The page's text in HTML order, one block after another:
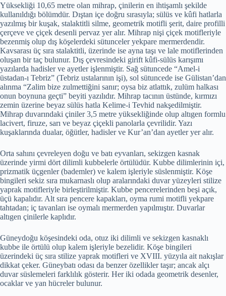
Yüksekliği 10,65 metre olan mihrap, çinilerin en ihtişamlı şekilde
kullanıldığı bölümdür. Dıştan içe doğru sırasıyla; sülüs ve kûfi hatlarla
yazılmış bir kuşak, stalaktitli silme, geometrik motifli şerit, daire profilli
çerçeve ve çiçek desenli pervaz yer alır. Mihrap nişi çiçek motifleriyle
bezenmiş olup dış köşelerdeki sütunceler yekpare mermerdendir.
Kavsarası üç sıra stalaktitli, üzerinde ise ayna taşı ve lale motiflerinden
oluşan bir taç bulunur. Dış çevresindeki girift kûfi-sülüs karışımı
yazılarda hadisler ve ayetler işlenmiştir. Sağ sütuncede “Amel-i
üstadan-ı Tebriz” (Tebriz ustalarının işi), sol sütuncede ise Gülistan’dan
alınma “Zalim bize zulmettiğini sanır; oysa biz atlattık, zulüm halkası
onun boynuna geçti” beyiti yazılıdır. Mihrap tacının üstünde, kırmızı
zemin üzerine beyaz sülüs hatla Kelime-i Tevhid nakşedilmiştir.
Mihrap duvarındaki çiniler 3,5 metre yüksekliğinde olup altıgen formlu
lacivert, firuze, sarı ve beyaz çiçekli panolarla çevrilidir. Yazı
kuşaklarında dualar, öğütler, hadisler ve Kur’an’dan ayetler yer alır.
Orta sahını çevreleyen doğu ve batı eyvanları, sekizgen kasnak
üzerinde yirmi dört dilimli kubbelerle örtülüdür. Kubbe dilimlerinin içi,
prizmatik üçgenler (bademler) ve kalem işleriyle süslenmiştir. Köşe
bingileri sekiz sıra mukarnaslı olup aralarındaki duvar yüzeyleri stilize
yaprak motifleriyle birleştirilmiştir. Kubbe pencerelerinden beşi açık,
üçü kapalıdır. Alt sıra pencere kapakları, oyma rumi motifli yekpare
tahtadan; iç tavanları ise oymalı mermerden yapılmıştır. Duvarlar
altıgen çinilerle kaplıdır.
Güneydoğu köşesindeki oda, otuz iki dilimli ve sekizgen kasnaklı
kubbe ile örtülü olup kalem işleriyle bezelidir. Köşe bingileri
üzerindeki üç sıra stilize yaprak motifleri ve XVIII. yüzyıla ait nakışlar
dikkat çeker. Güneybatı odası da benzer özellikler taşır; ancak alçı
duvar süslemeleri farklılık gösterir. Her iki odada geometrik desenler,
ocaklar ve yan hücreler bulunur.